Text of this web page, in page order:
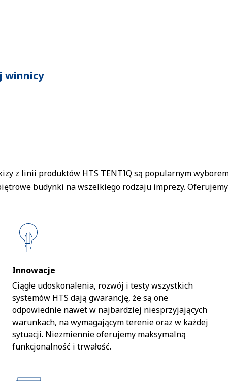
winnicy
z linii produktów HTS TENTIQ są popularnym
budynki na wszelkiego rodzaju imprezy.
Innowacje
Ciągłe udoskonalenia, rozwój i testy wszystkich
systemów HTS dają gwarancję, że są one
odpowiednie nawet w najbardziej niesprzyjających
warunkach, na wymagającym terenie oraz w każdej
sytuacji. Niezmiennie oferujemy maksymalną
funkcjonalność i trwałość.